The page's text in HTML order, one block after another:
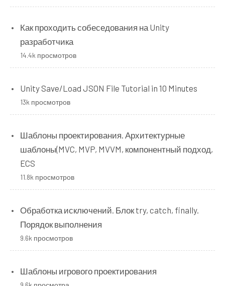
Как проходить собеседования на Unity
разработчика
14.4k просмотров
Unity Save/Load JSON File Tutorial in 10 Minutes
13k просмотров
Шаблоны проектирования. Архитектурные
шаблоны(MVC, MVP, MVVM, компонентный подход,
ECS
11.8k просмотров
Обработка исключений. Блок try, catch, finally.
Порядок выполнения
9.6k просмотров
Шаблоны игрового проектирования